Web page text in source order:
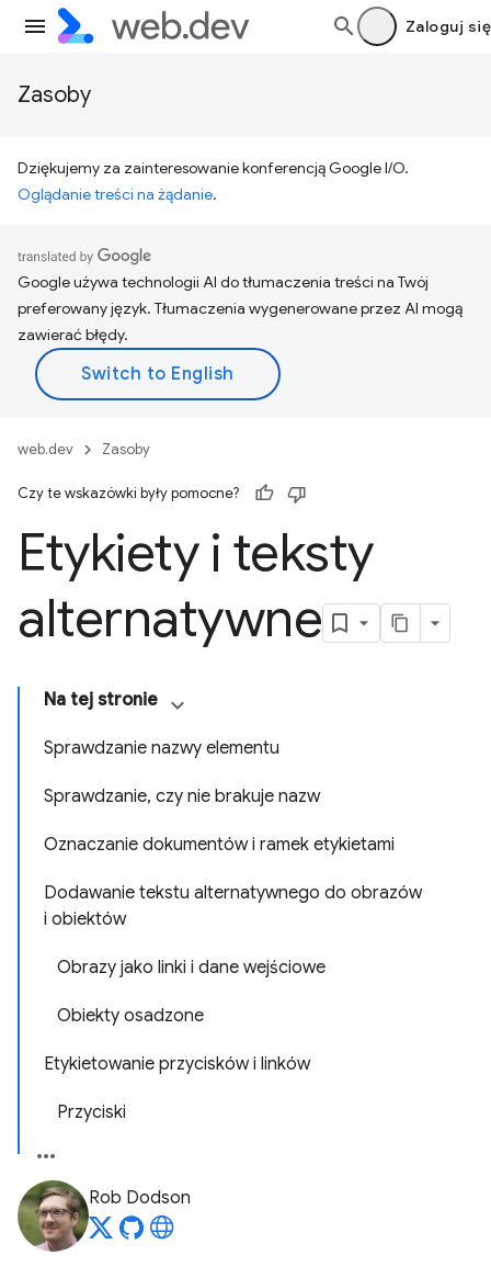
Zaloguj się
Zasoby
Dziękujemy za zainteresowanie konferencją Google I/O.
Oglądanie treści na żądanie.
Google używa technologii AI do tłumaczenia treści na Twój
preferowany język. Tłumaczenia wygenerowane przez AI mogą
zawierać błędy.
web.dev Zasoby
Czy te wskazówki były pomocne?
Etykiety i teksty
alternatywne
Na tej stronie
Sprawdzanie nazwy elementu
Sprawdzanie, czy nie brakuje nazw
Oznaczanie dokumentów i ramek etykietami
Dodawanie tekstu alternatywnego do obrazów
i obiektów
Obrazy jako linki i dane wejściowe
Obiekty osadzone
Etykietowanie przycisków i linków
Przyciski
Rob Dodson